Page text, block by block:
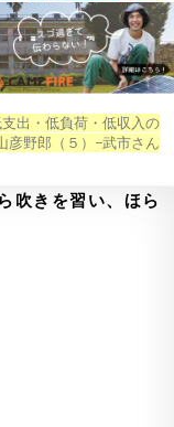
出・低負荷・低収入の
彦野郎（５）−武市さん
吹きを習い、ほら